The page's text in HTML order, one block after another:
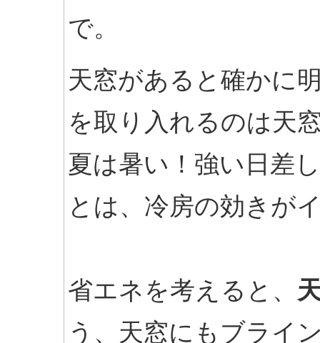
で。
天窓があると確かに
を取り入れるのは天
夏は暑い！強い日差
とは、冷房の効きが
省エネを考えると、
う、天窓にもブライ